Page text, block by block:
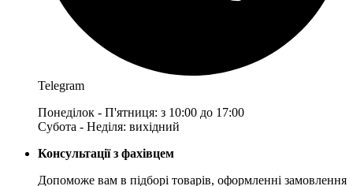
Telegram
Понеділок - П'ятниця: з 10:00 до 17:00
Субота - Неділя: вихідний
Консультації з фахівцем
Допоможе вам в підборі товарів, оформленні замовлення